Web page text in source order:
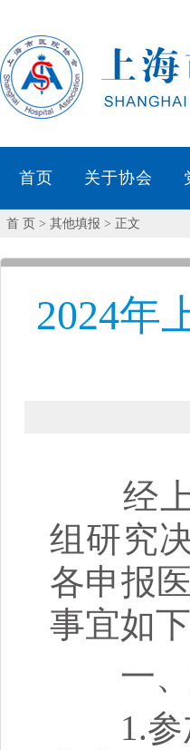
首 页 > 其他填报 > 正文
2024年
经上
组研究
各申报
事宜如下
一、
1.参加